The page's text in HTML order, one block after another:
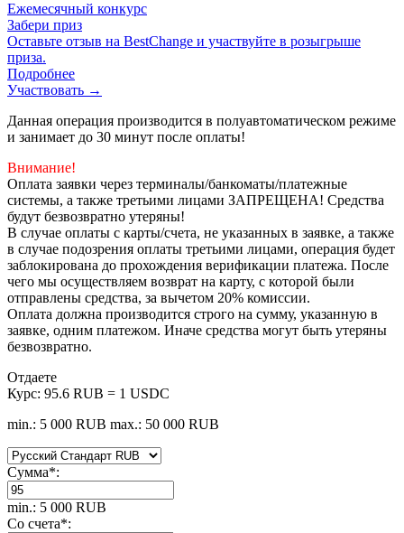
Ежемесячный конкурс
Забери приз
Оставьте отзыв на BestChange и участвуйте в розыгрыше
приза.
Подробнее
Участвовать →
Данная операция производится в полуавтоматическом режиме
и занимает до 30 минут после оплаты!
Внимание!
Оплата заявки через терминалы/банкоматы/платежные
системы, а также третьими лицами ЗАПРЕЩЕНА! Средства
будут безвозвратно утеряны!
В случае оплаты с карты/счета, не указанных в заявке, а также
в случае подозрения оплаты третьими лицами, операция будет
заблокирована до прохождения верификации платежа. После
чего мы осуществляем возврат на карту, с которой были
отправлены средства, за вычетом 20% комиссии.
Оплата должна производится строго на сумму, указанную в
заявке, одним платежом. Иначе средства могут быть утеряны
безвозвратно.
Отдаете
Курс: 95.6 RUB = 1 USDC
min.: 5 000 RUB max.: 50 000 RUB
Сумма*:
min.: 5 000 RUB
Со счета*: